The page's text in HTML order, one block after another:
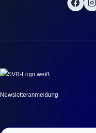
Newsletteranmeldung